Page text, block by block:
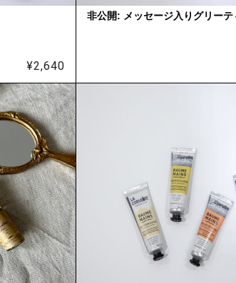
¥2,640
非公開: メッセージ入りグリーテ